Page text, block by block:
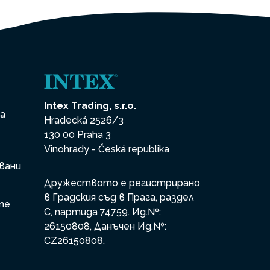
Intex Trading, s.r.o.
Hradecká 2526/3
130 00 Praha 3
Vinohrady - Česká republika
Дружеството е регистрирано
в Градския съд в Прага, раздел
С, партида 74759. Ид.№:
26150808, Данъчен Ид.№:
CZ26150808.